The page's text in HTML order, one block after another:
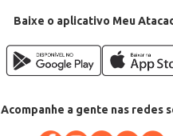
Baixe o aplicativo Meu
Acompanhe a gente nas redes